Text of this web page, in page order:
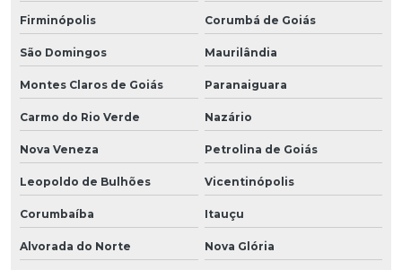
Firminópolis Corumbá de Goiás
São Domingos Maurilândia
Montes Claros de Goiás Paranaiguara
Carmo do Rio Verde Nazário
Nova Veneza Petrolina de Goiás
Leopoldo de Bulhões Vicentinópolis
Corumbaíba Itauçu
Alvorada do Norte Nova Glória